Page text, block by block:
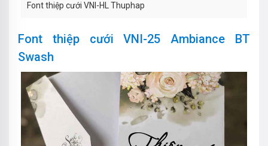
Font thiệp cưới VNI-HL Thuphap
Font thiệp cưới VNI-25 Ambiance BT
Swash